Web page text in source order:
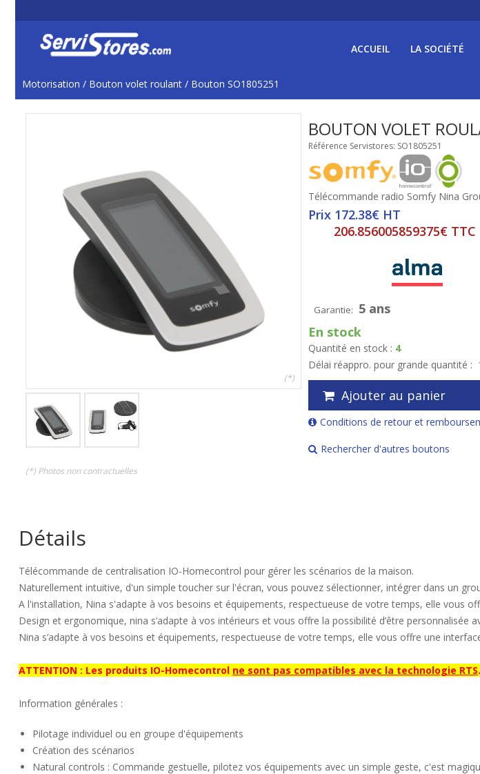
ACCUEIL LA SOCIÉTÉ
Motorisation / Bouton volet roulant / Bouton SO1805251
(*)
(*) Photos non contractuelles
BOUTON VOLET
Référence Servistores: SO1805251
Télécommande radio Somfy Nina
Prix 172.38€ HT
206.856005859375€ TTC
Garantie: 5 ans
En stock
Quantité en stock : 4
Délai réappro. pour grande quantité :
Ajouter au panier
Conditions de retour et
Rechercher d'autres boutons
Détails
Télécommande de centralisation IO-Homecontrol pour gérer les scénarios de la maison.
Naturellement intuitive, d'un simple toucher sur l'écran, vous pouvez sélectionner, intégrer dans un
A l'installation, Nina s'adapte à vos besoins et équipements, respectueuse de votre temps, elle vous
Design et ergonomique, nina s’adapte à vos intérieurs et vous offre la possibilité d’être personnalisée
Nina s’adapte à vos besoins et équipements, respectueuse de votre temps, elle vous offre une
ATTENTION : Les produits IO-Homecontrol ne sont pas compatibles avec la technologie RTS.
Information générales :
Pilotage individuel ou en groupe d'équipements
Création des scénarios
Natural controls : Commande gestuelle, pilotez vos équipements avec un simple geste, c'est